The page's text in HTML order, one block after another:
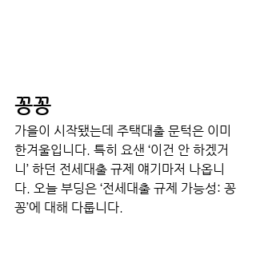
꽁꽁
가을이 시작됐는데 주택대출 문턱은 이미
한겨울입니다. 특히 요샌 ‘이건 안 하겠거
니’ 하던 전세대출 규제 얘기마저 나옵니
다. 오늘 부딩은 ‘전세대출 규제 가능성: 꽁
꽁’에 대해 다룹니다.